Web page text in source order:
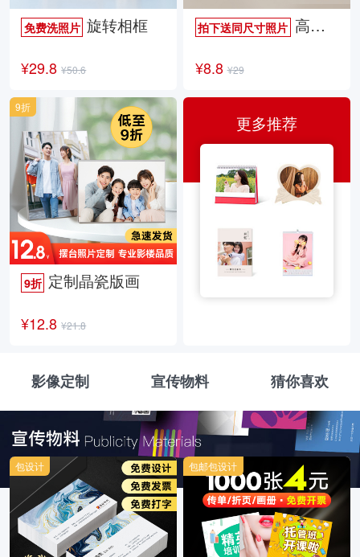
免费洗照片 旋转相框
¥29.8 ¥50.6
拍下送同尺寸照片高档欧式相框
¥8.8 ¥29
9折 定制晶瓷版画
¥12.8 ¥21.8
9折
更多推荐
影像定制 宣传物料 猜你喜欢
包设计 包邮包设计